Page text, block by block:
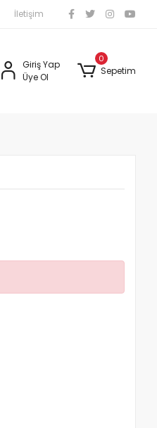
İletişim
Giriş Yap
Üye Ol
0
Sepetim